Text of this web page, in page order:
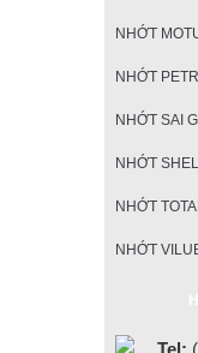
NHỚT
NHỚT
NHỚT SAI
NHỚT
NHỚT
NHỚT
Tel: